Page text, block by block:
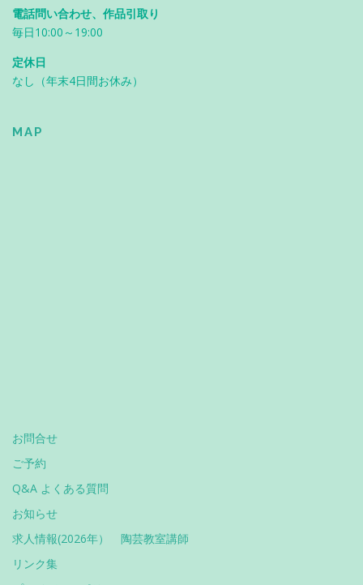
電話問い合わせ、作品引取り
毎日10:00～19:00
定休日
なし（年末4日間お休み）
MAP
お問合せ
ご予約
Q&A よくある質問
お知らせ
求人情報(2026年） 陶芸教室講師
リンク集